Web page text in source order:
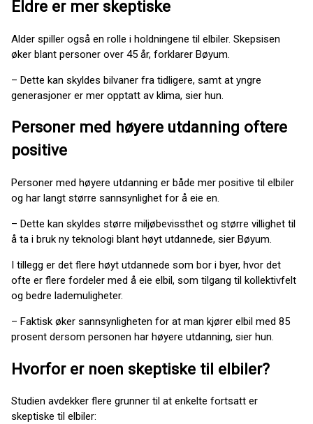
Eldre er mer skeptiske
Alder spiller også en rolle i holdningene til elbiler. Skepsisen
øker blant personer over 45 år, forklarer Bøyum.
– Dette kan skyldes bilvaner fra tidligere, samt at yngre
generasjoner er mer opptatt av klima, sier hun.
Personer med høyere utdanning oftere
positive
Personer med høyere utdanning er både mer positive til elbiler
og har langt større sannsynlighet for å eie en.
– Dette kan skyldes større miljøbevissthet og større villighet til
å ta i bruk ny teknologi blant høyt utdannede, sier Bøyum.
I tillegg er det flere høyt utdannede som bor i byer, hvor det
ofte er flere fordeler med å eie elbil, som tilgang til kollektivfelt
og bedre lademuligheter.
– Faktisk øker sannsynligheten for at man kjører elbil med 85
prosent dersom personen har høyere utdanning, sier hun.
Hvorfor er noen skeptiske til elbiler?
Studien avdekker flere grunner til at enkelte fortsatt er
skeptiske til elbiler: